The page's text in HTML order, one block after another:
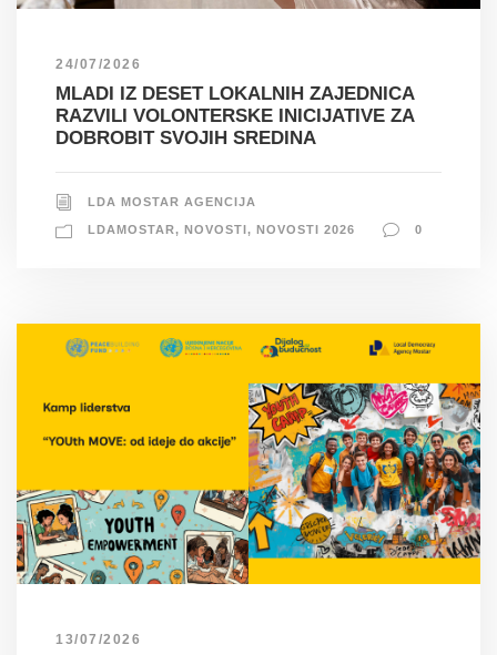
24/07/2026
MLADI IZ DESET LOKALNIH ZAJEDNICA
RAZVILI VOLONTERSKE INICIJATIVE ZA
DOBROBIT SVOJIH SREDINA
LDA MOSTAR AGENCIJA
LDAMOSTAR, NOVOSTI, NOVOSTI 2026 0
13/07/2026